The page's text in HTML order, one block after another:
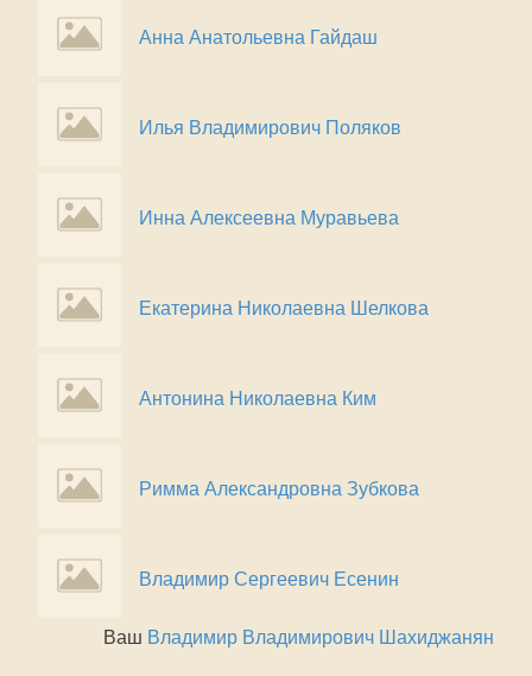
Анна Анатольевна Гайдаш
Илья Владимирович Поляков
Инна Алексеевна Муравьева
Екатерина Николаевна Шелкова
Антонина Николаевна Ким
Римма Александровна Зубкова
Владимир Сергеевич Есенин
Ваш Владимир Владимирович Шахиджанян